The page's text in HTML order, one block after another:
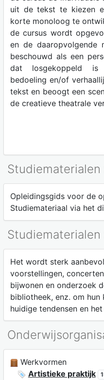
uit de tekst te kiezen
korte monoloog te
de cursus wordt
en de daaropvolgende
beschouwd als een
dat losgekoppeld is
bedoeling en/of
tekst en beoogt een
de creatieve theatrale
Opleidingsgids voor de
Studiemateriaal via het
Het wordt sterk
voorstellingen,
bijwonen en onderzoek
bibliotheek, enz. om
huidige tendensen en
Werkvormen
Artistieke praktijk